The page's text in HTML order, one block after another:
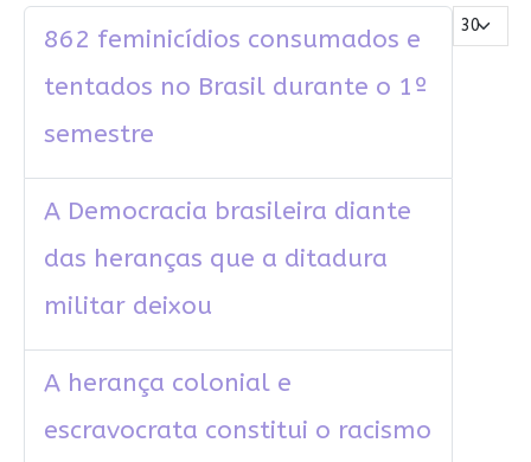
Mostrar #
862 feminicídios consumados e
tentados no Brasil durante o 1º
semestre
A Democracia brasileira diante
das heranças que a ditadura
militar deixou
A herança colonial e
escravocrata constitui o racismo